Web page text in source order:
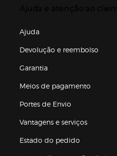
Ajuda
Devolução e reembolso
Garantia
Meios de pagamento
Portes de Envio
Vantagens e serviços
Estado do pedido